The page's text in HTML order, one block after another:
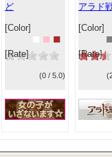
ど
[Color]
■ ■
[Rate]
(0 / 5.0)
アラド
[Color]
[Rate]